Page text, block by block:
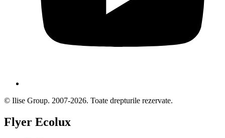
© Ilise Group. 2007-2026. Toate drepturile rezervate.
Flyer Ecolux